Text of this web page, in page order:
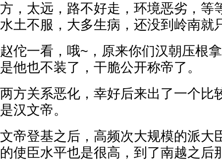
方，太远，路不好走，环境恶劣，等
水土不服，大多生病，还没到岭南就
赵佗一看，哦~，原来你们汉朝压根
是他也不装了，干脆公开称帝了。
两方关系恶化，幸好后来出了一个比
是汉文帝。
文帝登基之后，高频次大规模的派大
的使臣水平也是很高，到了南越之后